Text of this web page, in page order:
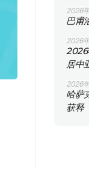
2026
巴甫
2026
2026
居中
2026
哈萨
获释